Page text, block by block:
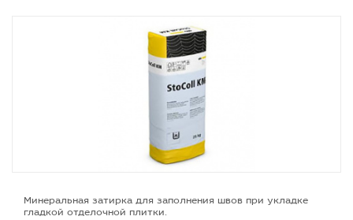
Минеральная затирка для заполнения швов при укладке
гладкой отделочной плитки.